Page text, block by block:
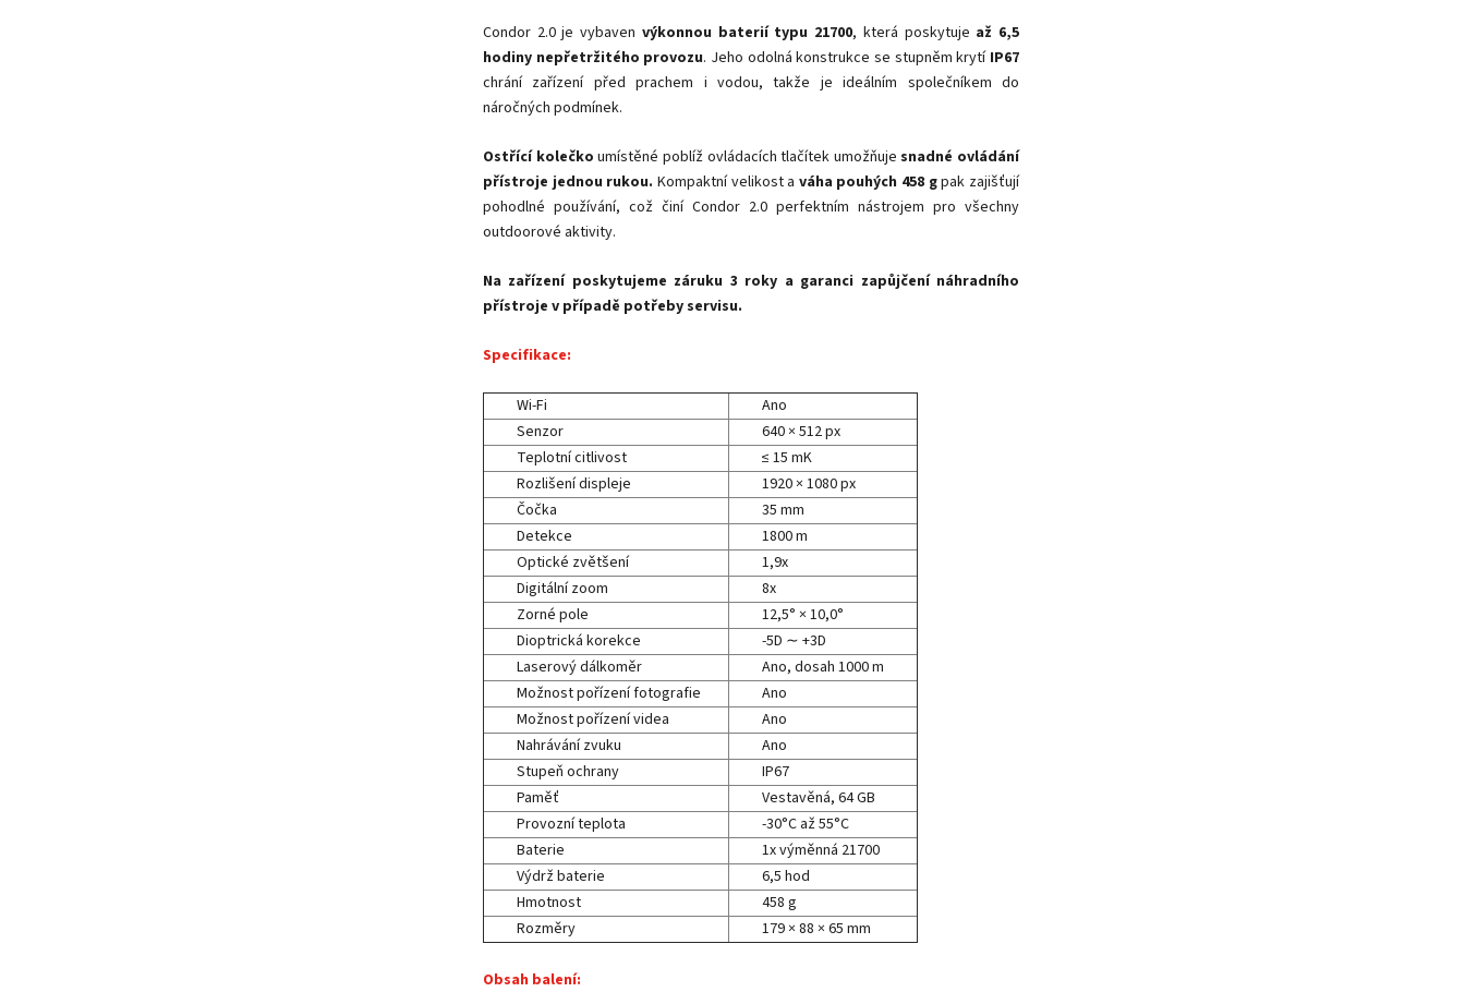
Condor 2.0 je vybaven výkonnou baterií typu 21700, která poskytuje až 6,5
hodiny nepřetržitého provozu. Jeho odolná konstrukce se stupněm krytí IP67
chrání zařízení před prachem i vodou, takže je ideálním společníkem do
náročných podmínek.
Ostřící kolečko umístěné poblíž ovládacích tlačítek umožňujesnadné ovládání
přístroje jednou rukou. Kompaktní velikost a váha pouhých 458 gpak zajišťují
pohodlné používání, což činí Condor 2.0 perfektním nástrojem pro všechny
outdoorové aktivity.
Na zařízení poskytujeme záruku 3 roky a garanci zapůjčení náhradního
přístroje v případě potřeby servisu.
Specifikace:
Wi-Fi
Ano
Senzor
640 × 512 px
Teplotní citlivost
≤ 15 mK
Rozlišení displeje
1920 × 1080 px
Čočka
35 mm
Detekce
1800 m
Optické zvětšení
1,9x
Digitální zoom
8x
Zorné pole
12,5° × 10,0°
Dioptrická korekce
-5D ∼ +3D
Laserový dálkoměr
Ano, dosah 1000 m
Možnost pořízení fotografie
Ano
Možnost pořízení videa
Ano
Nahrávání zvuku
Ano
Stupeň ochrany
IP67
Paměť
Vestavěná, 64 GB
Provozní teplota
-30°C až 55°C
Baterie
1x výměnná 21700
Výdrž baterie
6,5 hod
Hmotnost
458 g
Rozměry
179 × 88 × 65 mm
Obsah balení: